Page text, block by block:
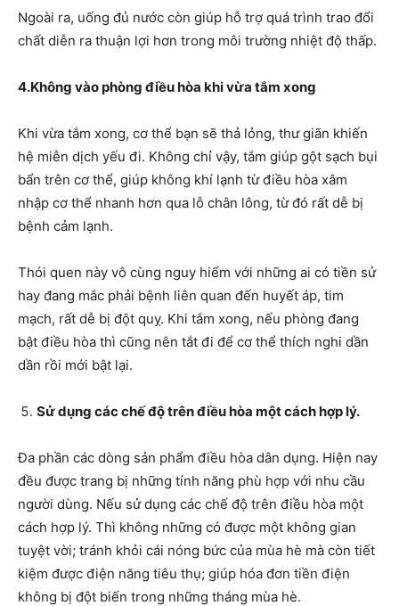
Ngoài ra, uống đủ nước còn giúp hỗ trợ quá trình trao đổi
chất diễn ra thuận lợi hơn trong môi trường nhiệt độ thấp.
4.Không vào phòng điều hòa khi vừa tắm xong
Khi vừa tắm xong, cơ thể bạn sẽ thả lỏng, thư giãn khiến
hệ miễn dịch yếu đi. Không chỉ vậy, tắm giúp gột sạch bụi
bẩn trên cơ thể, giúp không khí lạnh từ điều hòa xâm
nhập cơ thể nhanh hơn qua lỗ chân lông, từ đó rất dễ bị
bệnh cảm lạnh.
Thói quen này vô cùng nguy hiểm với những ai có tiền sử
hay đang mắc phải bệnh liên quan đến huyết áp, tim
mạch, rất dễ bị đột quỵ. Khi tắm xong, nếu phòng đang
bật điều hòa thì cũng nên tắt đi để cơ thể thích nghi dần
dần rồi mới bật lại.
Sử dụng các chế độ trên điều hòa một cách hợp lý.
Đa phần các dòng sản phẩm điều hòa dân dụng. Hiện nay
đều được trang bị những tính năng phù hợp với nhu cầu
người dùng. Nếu sử dụng các chế độ trên điều hòa một
cách hợp lý. Thì không những có được một không gian
tuyệt vời; tránh khỏi cái nóng bức của mùa hè mà còn tiết
kiệm được điện năng tiêu thụ; giúp hóa đơn tiền điện
không bị đột biến trong những tháng mùa hè.